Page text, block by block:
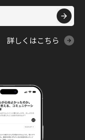
詳しくはこちら